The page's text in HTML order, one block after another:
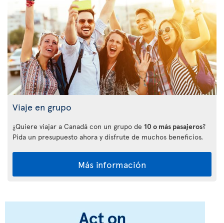
Viaje en grupo
¿Quiere viajar a Canadá con un grupo de 10 o más pasajeros?
Pida un presupuesto ahora y disfrute de muchos beneficios.
Más información